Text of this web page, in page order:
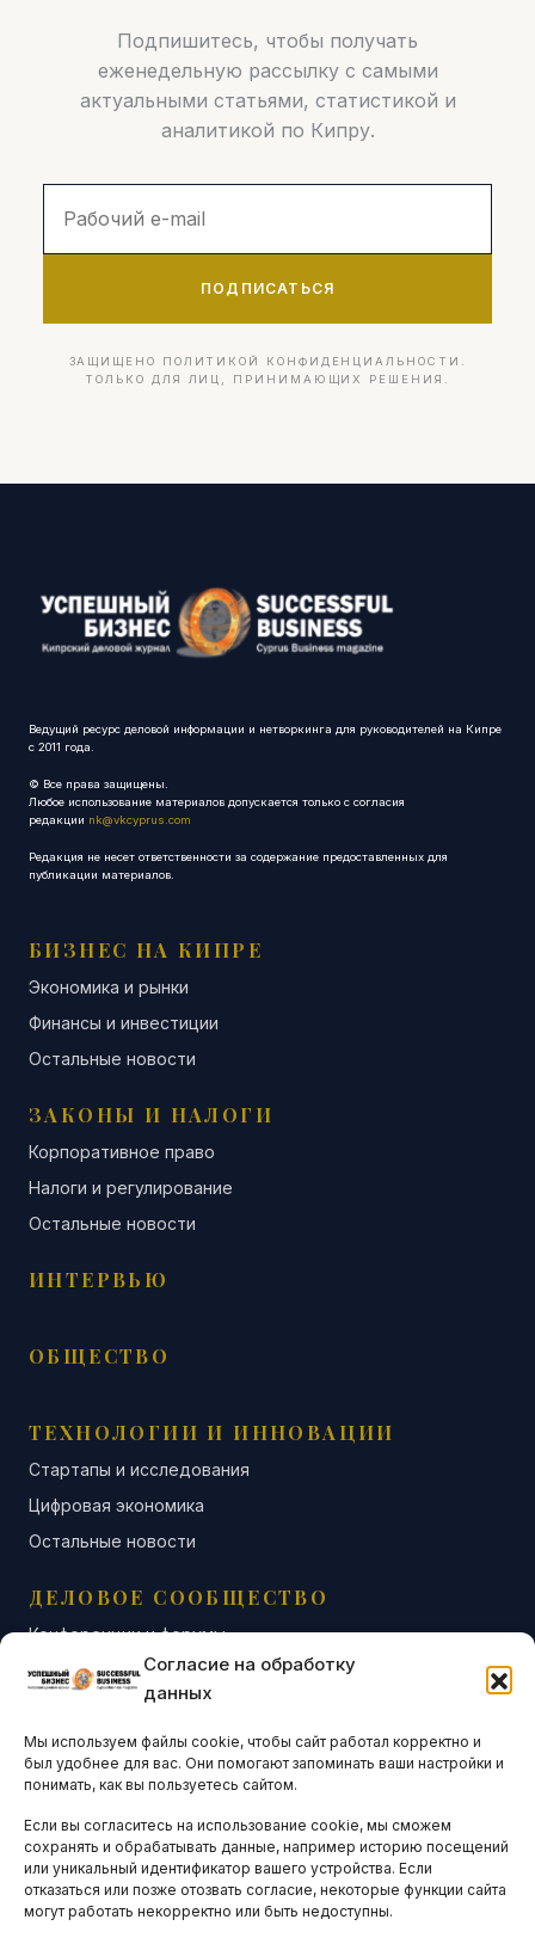
Согласие на обработку
данных
Мы используем файлы cookie, чтобы сайт работал корректно и
был удобнее для вас. Они помогают запоминать ваши настройки и
понимать, как вы пользуетесь сайтом.
Если вы согласитесь на использование cookie, мы сможем
сохранять и обрабатывать данные, например историю посещений
или уникальный идентификатор вашего устройства. Если
отказаться или позже отозвать согласие, некоторые функции сайта
могут работать некорректно или быть недоступны.
Подпишитесь, чтобы получать
еженедельную рассылку с самыми
актуальными статьями, статистикой и
аналитикой по Кипру.
ПОДПИСАТЬСЯ
ЗАЩИЩЕНО ПОЛИТИКОЙ КОНФИДЕНЦИАЛЬНОСТИ.
ТОЛЬКО ДЛЯ ЛИЦ, ПРИНИМАЮЩИХ РЕШЕНИЯ.
Ведущий ресурс деловой информации и нетворкинга для руководителей на Кипре
с 2011 года.
© Все права защищены.
Любое использование материалов допускается только с согласия
редакции nk@vkcyprus.com
Редакция не несет ответственности за содержание предоставленных для
публикации материалов.
БИЗНЕС НА КИПРЕ
Экономика и рынки
Финансы и инвестиции
Остальные новости
ЗАКОНЫ И НАЛОГИ
Корпоративное право
Налоги и регулирование
Остальные новости
ИНТЕРВЬЮ
ОБЩЕСТВО
ТЕХНОЛОГИИ И ИННОВАЦИИ
Стартапы и исследования
Цифровая экономика
Остальные новости
ДЕЛОВОЕ СООБЩЕСТВО
Конференции и форумы
Бизнес-клубы и ассоциации
Остальные новости
АНАЛИТИКА И СТАТИСТИКА
ARTICLES IN ENGLISH
НАВИГАЦИЯ